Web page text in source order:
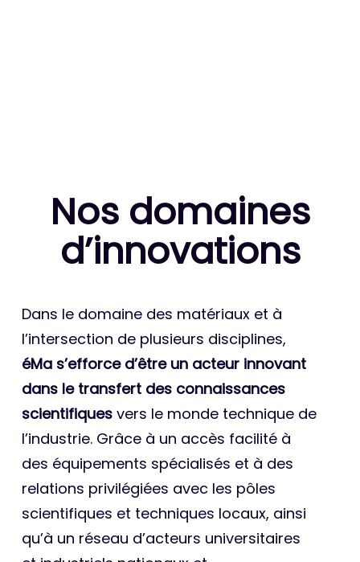
Nos domaines
d’innovations
Dans le domaine des matériaux et à
l’intersection de plusieurs disciplines,
éMa s’efforce d’être un acteur innovant
dans le transfert des connaissances
scientifiques vers le monde technique de
l’industrie. Grâce à un accès facilité à
des équipements spécialisés et à des
relations privilégiées avec les pôles
scientifiques et techniques locaux, ainsi
qu’à un réseau d’acteurs universitaires